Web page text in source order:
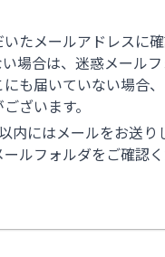
36-9450
無料個別相談お
たメールアドレスに
場合は、迷惑メール
も届いていない場合
ざいます。
内にはメールをお送り
ルフォルダをご確認く